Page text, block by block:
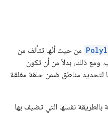
من حيث أنّها تتألف من
ذلك، بدلاً من أن تكون
مناطق ضمن حلقة مغلقة
نفسها التي تضيف بها